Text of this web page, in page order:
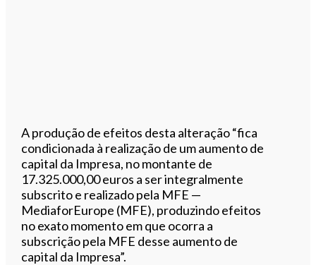
A produção de efeitos desta alteração “fica
condicionada à realização de um aumento de
capital da Impresa, no montante de
17.325.000,00 euros a ser integralmente
subscrito e realizado pela MFE —
MediaforEurope (MFE), produzindo efeitos
no exato momento em que ocorra a
subscrição pela MFE desse aumento de
capital da Impresa”.